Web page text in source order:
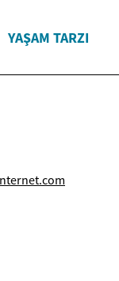
YAŞAM TARZI